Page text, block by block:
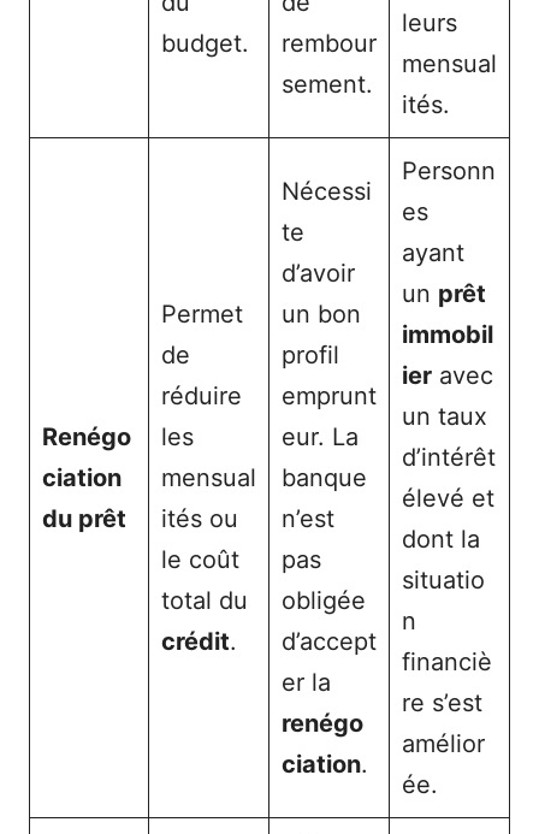
budget.
rembour
sement.
leurs
mensual
ités.
Renégo
ciation
du prêt
Permet
de
réduire
les
mensual
ités ou
le coût
total du
crédit.
Nécessi
te
d’avoir
un bon
profil
emprunt
eur. La
banque
n’est
pas
obligée
d’accept
er la
renégo
ciation.
Personn
es
ayant
un prêt
immobil
ier avec
un taux
d’intérêt
élevé et
dont la
situatio
n
financiè
re s’est
amélior
ée.